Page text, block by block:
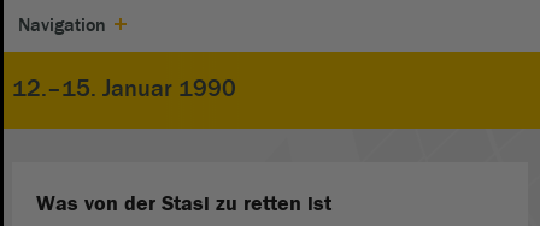
Navigation
12.–15. Januar 1990
Was von der Stasi zu retten ist